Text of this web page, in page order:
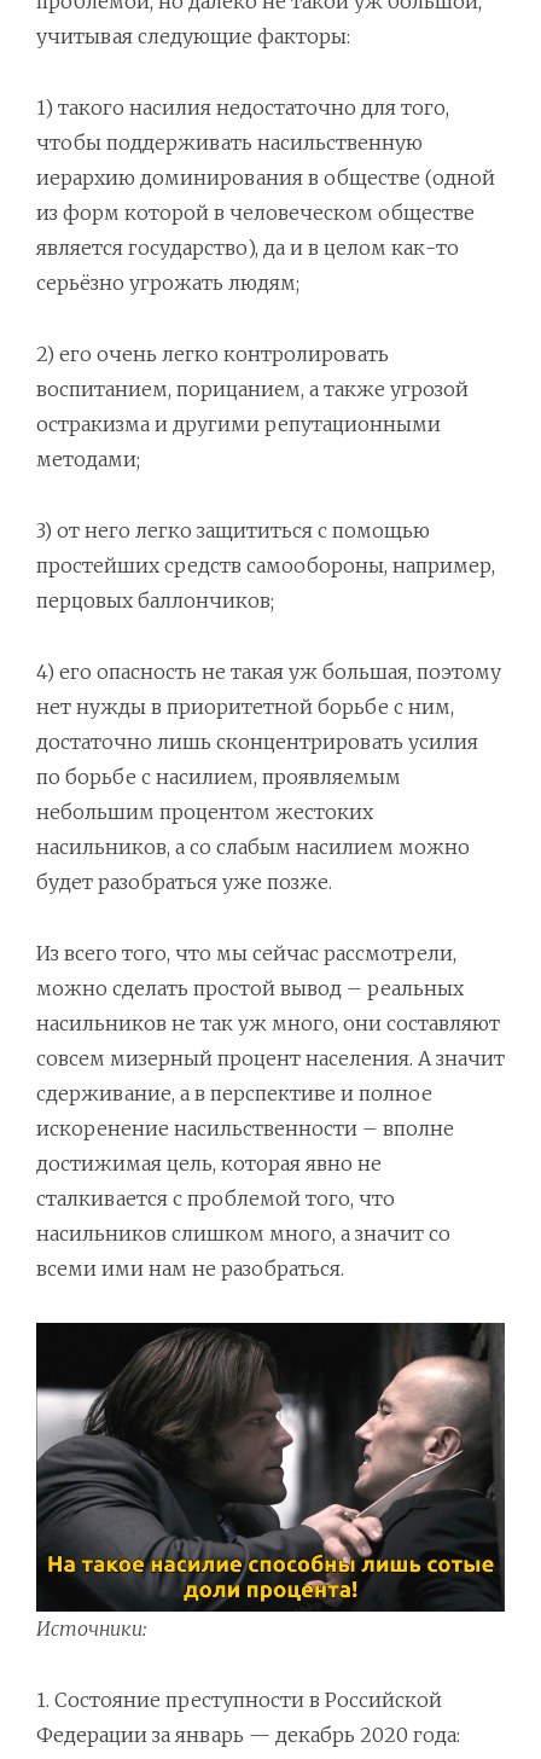
учитывая следующие факторы:
1) такого насилия недостаточно для того,
чтобы поддерживать насильственную
иерархию доминирования в обществе (одной
из форм которой в человеческом обществе
является государство), да и в целом как-то
серьёзно угрожать людям;
2) его очень легко контролировать
воспитанием, порицанием, а также угрозой
остракизма и другими репутационными
методами;
3) от него легко защититься с помощью
простейших средств самообороны, например,
перцовых баллончиков;
4) его опасность не такая уж большая, поэтому
нет нужды в приоритетной борьбе с ним,
достаточно лишь сконцентрировать усилия
по борьбе с насилием, проявляемым
небольшим процентом жестоких
насильников, а со слабым насилием можно
будет разобраться уже позже.
Из всего того, что мы сейчас рассмотрели,
можно сделать простой вывод – реальных
насильников не так уж много, они составляют
совсем мизерный процент населения. А значит
сдерживание, а в перспективе и полное
искоренение насильственности – вполне
достижимая цель, которая явно не
сталкивается с проблемой того, что
насильников слишком много, а значит со
всеми ими нам не разобраться.
Источники:
1. Состояние преступности в Российской
Федерации за январь — декабрь 2020 года: